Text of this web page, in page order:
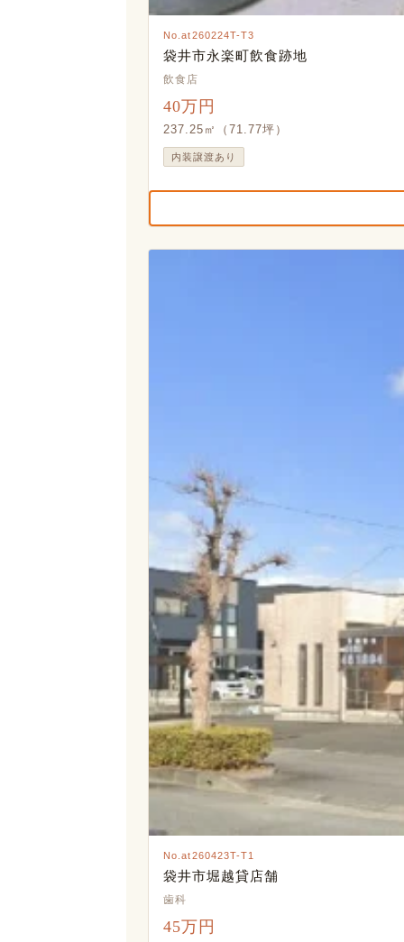
No.at260224T-T3
袋井市永楽町飲食跡地
飲食店
40万円
237.25㎡（71.77坪）
内装譲渡あり
No.at260423T-T1
袋井市堀越貸店舗
歯科
45万円